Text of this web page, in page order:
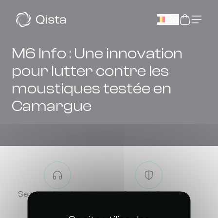
M6 Info : Une innovation
pour lutter contre les
moustiques testée en
Camargue
Service client à votre
Garantie 2 ans